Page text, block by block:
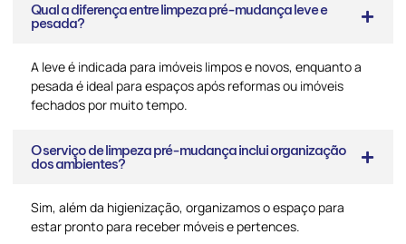
Qual a diferença entre limpeza pré-mudança leve e
pesada?
A leve é indicada para imóveis limpos e novos, enquanto a
pesada é ideal para espaços após reformas ou imóveis
fechados por muito tempo.
O serviço de limpeza pré-mudança inclui organização
dos ambientes?
Sim, além da higienização, organizamos o espaço para
estar pronto para receber móveis e pertences.